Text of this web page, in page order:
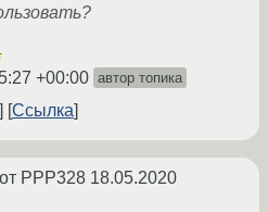
+00:00 автор топика
Ссылка
от PPP328 18.05.2020